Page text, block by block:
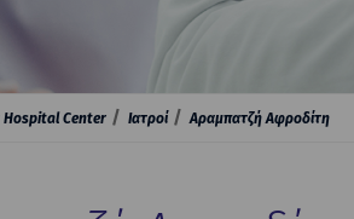
Center Ιατροί Αραμπατζή Αφροδίτη